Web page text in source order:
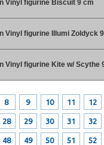
Vinyl figurine Biscuit 9 cm
Vinyl figurine Illumi Zoldyck
Vinyl figurine Kite w/ Scythe
8 9 10 11 12
28 29 30 31 32
48 49 50 51 52